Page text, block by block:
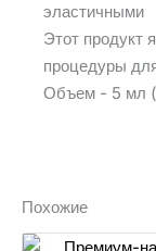
эластичными
Этот продукт
процедуры
Объем - 5 мл
Похожие